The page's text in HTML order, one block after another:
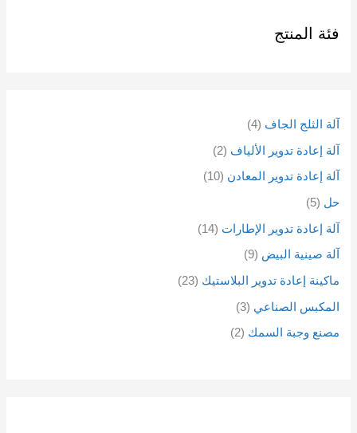
فئة المنتج
آلة الثلج الجاف 4
آلة إعادة تدوير الألياف 2
آلة إعادة تدوير المعادن 10
حل 5
آلة إعادة تدوير الإطارات 14
آلة صينية البيض 9
ماكينة إعادة تدوير البلاستيك 23
المكبس الصناعي 3
مصنع وجبة السمك 2